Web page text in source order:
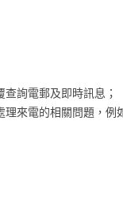
詢電郵及即時訊息；
來電的相關問題，例